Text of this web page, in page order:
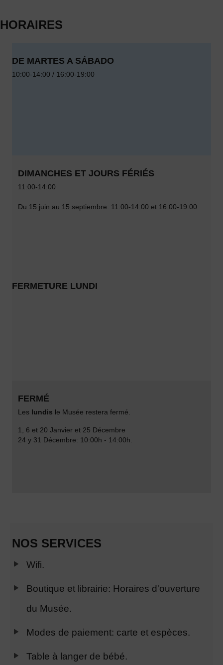
HORAIRES
DE MARTES A SÁBADO
10:00-14:00 / 16:00-19:00
DIMANCHES ET JOURS FÉRIÉS
11:00-14:00
Du 15 juin au 15 septiembre: 11:00-14:00 et 16:00-19:00
FERMETURE LUNDI
FERMÉ
Les lundis le Musée restera fermé.
1, 6 et 20 Janvier et 25 Décembre
24 y 31 Décembre: 10:00h - 14:00h.
NOS SERVICES
Wifi.
Boutique et librairie: Horaires d'ouverture
du Musée.
Modes de paiement: carte et espèces.
Table à langer de bébé.